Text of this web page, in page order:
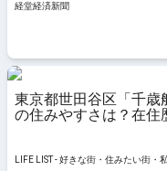
経堂経済新聞
東京都世田谷区「千歳
の住みやすさは？在住
LIFE LIST - 好きな街・住みたい街・